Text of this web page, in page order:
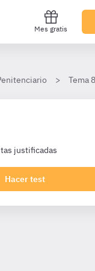
Mes gratis
Tema
justificadas
Hacer test